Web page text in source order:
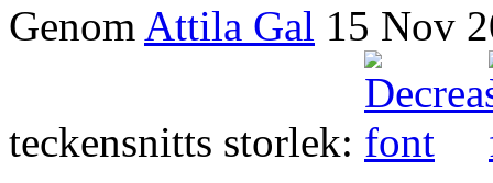
Genom Attila Gal 15 Nov
teckensnitts storlek: